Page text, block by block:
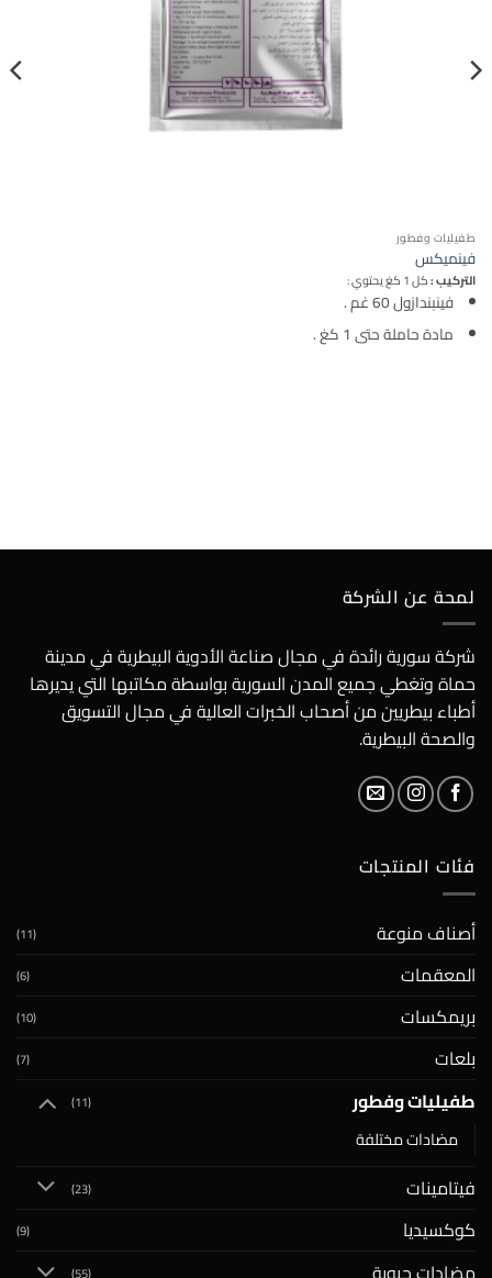
طفيليات وفطور
فينميكس
التركيب :كل 1 كغ يحتوي :
فينبندازول 60 غم .
مادة حاملة حتى 1 كغ .
لمحة عن الشركة
شركة سورية رائدة في مجال صناعة الأدوية البيطرية في مدينة
حماة وتغطي جميع المدن السورية بواسطة مكاتبها التي يديرها
أطباء بيطريين من أصحاب الخبرات العالية في مجال التسويق
والصحة البيطرية.
فئات المنتجات
أصناف منوعة (11)
المعقمات (6)
بريمكسات (10)
بلعات (7)
طفيليات وفطور (11)
مضادات مختلفة
فيتامينات (23)
كوكسيديا (9)